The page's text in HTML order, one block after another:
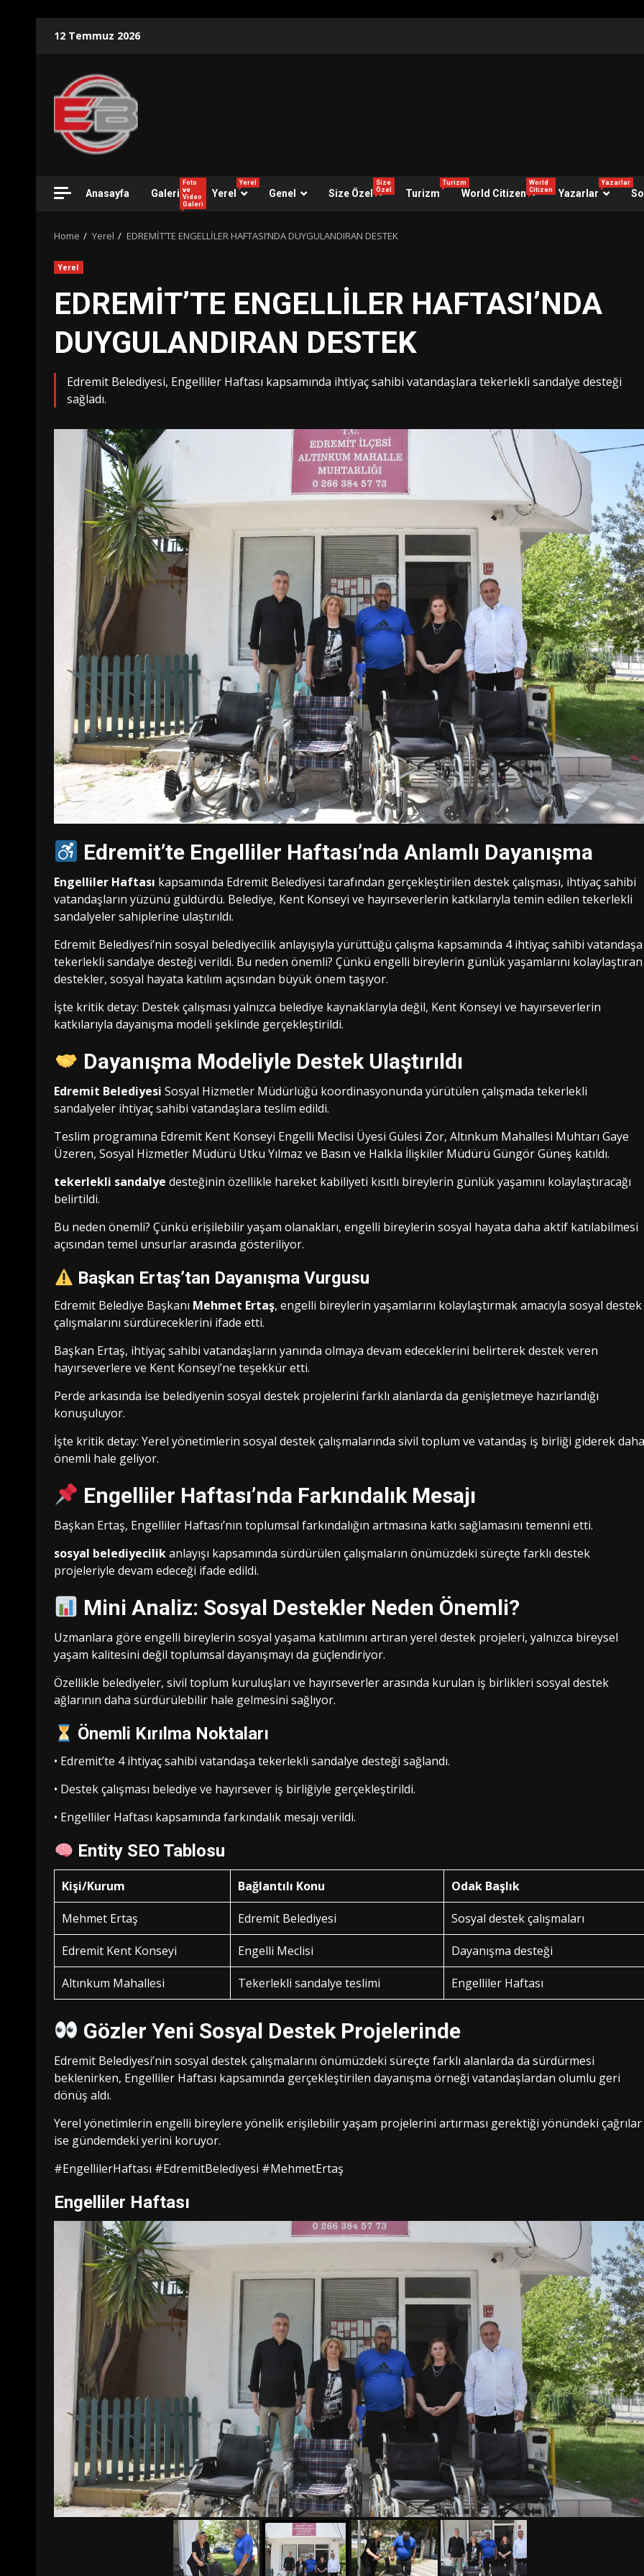
12 Temmuz 2026
Anasayfa Galeri
Foto
ve
Video
Galeri
Yerel
Yerel
Genel Size Özel
Size
Özel
Turizm
Turizm
World Citizen
World
Citizen
Yazarlar
Yazarlar
Home Yerel EDREMİT’TE ENGELLİLER HAFTASI’NDA DUYGULANDIRAN DESTEK
Yerel
EDREMİT’TE ENGELLİLER HAFTASI’NDA
DUYGULANDIRAN DESTEK
Edremit Belediyesi, Engelliler Haftası kapsamında ihtiyaç sahibi vatandaşlara tekerlekli sandalye desteği
sağladı.
Edremit’te Engelliler Haftası’nda Anlamlı Dayanışma
Engelliler Haftası kapsamında Edremit Belediyesi tarafından gerçekleştirilen destek çalışması, ihtiyaç sahibi
vatandaşların yüzünü güldürdü. Belediye, Kent Konseyi ve hayırseverlerin katkılarıyla temin edilen tekerlekli
sandalyeler sahiplerine ulaştırıldı.
Edremit Belediyesi’nin sosyal belediyecilik anlayışıyla yürüttüğü çalışma kapsamında 4 ihtiyaç sahibi vatandaşa
tekerlekli sandalye desteği verildi. Bu neden önemli? Çünkü engelli bireylerin günlük yaşamlarını kolaylaştıran
destekler, sosyal hayata katılım açısından büyük önem taşıyor.
İşte kritik detay: Destek çalışması yalnızca belediye kaynaklarıyla değil, Kent Konseyi ve hayırseverlerin
katkılarıyla dayanışma modeli şeklinde gerçekleştirildi.
Dayanışma Modeliyle Destek Ulaştırıldı
Edremit Belediyesi Sosyal Hizmetler Müdürlüğü koordinasyonunda yürütülen çalışmada tekerlekli
sandalyeler ihtiyaç sahibi vatandaşlara teslim edildi.
Teslim programına Edremit Kent Konseyi Engelli Meclisi Üyesi Gülesi Zor, Altınkum Mahallesi Muhtarı Gaye
Üzeren, Sosyal Hizmetler Müdürü Utku Yılmaz ve Basın ve Halkla İlişkiler Müdürü Güngör Güneş katıldı.
tekerlekli sandalye desteğinin özellikle hareket kabiliyeti kısıtlı bireylerin günlük yaşamını kolaylaştıracağı
belirtildi.
Bu neden önemli? Çünkü erişilebilir yaşam olanakları, engelli bireylerin sosyal hayata daha aktif katılabilmesi
açısından temel unsurlar arasında gösteriliyor.
Başkan Ertaş’tan Dayanışma Vurgusu
Edremit Belediye Başkanı Mehmet Ertaş, engelli bireylerin yaşamlarını kolaylaştırmak amacıyla sosyal destek
çalışmalarını sürdüreceklerini ifade etti.
Başkan Ertaş, ihtiyaç sahibi vatandaşların yanında olmaya devam edeceklerini belirterek destek veren
hayırseverlere ve Kent Konseyi’ne teşekkür etti.
Perde arkasında ise belediyenin sosyal destek projelerini farklı alanlarda da genişletmeye hazırlandığı
konuşuluyor.
İşte kritik detay: Yerel yönetimlerin sosyal destek çalışmalarında sivil toplum ve vatandaş iş birliği giderek daha
önemli hale geliyor.
Engelliler Haftası’nda Farkındalık Mesajı
Başkan Ertaş, Engelliler Haftası’nın toplumsal farkındalığın artmasına katkı sağlamasını temenni etti.
sosyal belediyecilikanlayışı kapsamında sürdürülen çalışmaların önümüzdeki süreçte farklı destek
projeleriyle devam edeceği ifade edildi.
Mini Analiz: Sosyal Destekler Neden Önemli?
Uzmanlara göre engelli bireylerin sosyal yaşama katılımını artıran yerel destek projeleri, yalnızca bireysel
yaşam kalitesini değil toplumsal dayanışmayı da güçlendiriyor.
Özellikle belediyeler, sivil toplum kuruluşları ve hayırseverler arasında kurulan iş birlikleri sosyal destek
ağlarının daha sürdürülebilir hale gelmesini sağlıyor.
Önemli Kırılma Noktaları
• Edremit’te 4 ihtiyaç sahibi vatandaşa tekerlekli sandalye desteği sağlandı.
• Destek çalışması belediye ve hayırsever iş birliğiyle gerçekleştirildi.
• Engelliler Haftası kapsamında farkındalık mesajı verildi.
Entity SEO Tablosu
Kişi/Kurum Bağlantılı Konu Odak Başlık
Mehmet Ertaş Edremit Belediyesi Sosyal destek çalışmaları
Edremit Kent Konseyi Engelli Meclisi Dayanışma desteği
Altınkum Mahallesi Tekerlekli sandalye teslimi Engelliler Haftası
Gözler Yeni Sosyal Destek Projelerinde
Edremit Belediyesi’nin sosyal destek çalışmalarını önümüzdeki süreçte farklı alanlarda da sürdürmesi
beklenirken, Engelliler Haftası kapsamında gerçekleştirilen dayanışma örneği vatandaşlardan olumlu geri
dönüş aldı.
Yerel yönetimlerin engelli bireylere yönelik erişilebilir yaşam projelerini artırması gerektiği yönündeki çağrılar
ise gündemdeki yerini koruyor.
#EngellilerHaftası #EdremitBelediyesi #MehmetErtaş
Engelliler Haftası